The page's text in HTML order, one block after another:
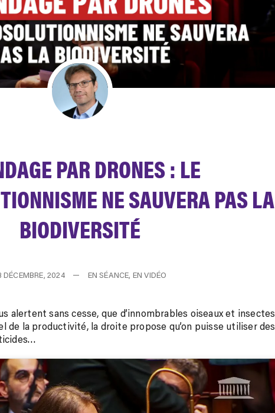
PAR DRONES : LE
NE SAUVERA PAS LA
BIODIVERSITÉ
DÉCEMBRE, 2024 EN SÉANCE, EN VIDÉO
alertent sans cesse, que d’innombrables oiseaux et insectes
de la productivité, la droite propose qu’on puisse utiliser des